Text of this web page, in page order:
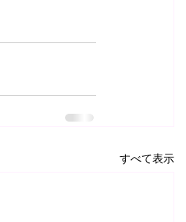
すべて表示